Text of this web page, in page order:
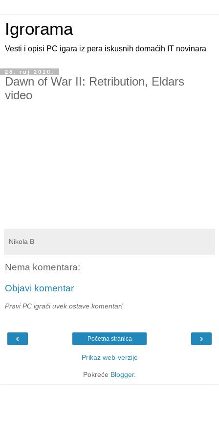
Igrorama
Vesti i opisi PC igara iz pera iskusnih domaćih IT novinara
28. ruj 2010.
Dawn of War II: Retribution, Eldars
video
Nikola B
Nema komentara:
Objavi komentar
Pravi PC igrači uvek ostave komentar!
‹ ›
Početna stranica
Prikaz web-verzije
Pokreće Blogger.